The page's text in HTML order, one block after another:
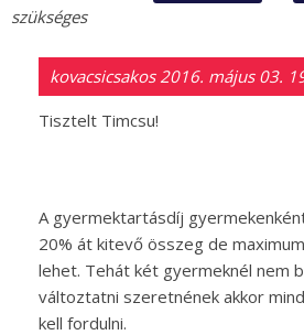
szükséges
kovacsicsakos 2016. május 03.
Tisztelt Timcsu!
A gyermektartásdíj
20% át kitevő összeg de
lehet. Tehát két gyermeknél nem
változtatni szeretnének akkor
kell fordulni.